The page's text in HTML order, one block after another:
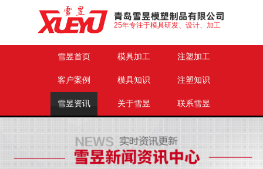
25年专注于模具研发、设计、加工
雪昱首页 模具加工 注塑加工
客户案例 模具知识 注塑知识
雪昱资讯 关于雪昱 联系雪昱